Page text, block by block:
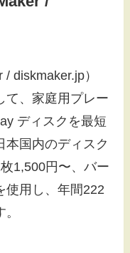
/ diskmaker.jp）
て、家庭用プレー
ディスクを最短
本国内のディスク
1,500円〜、バー
使用し、年間222